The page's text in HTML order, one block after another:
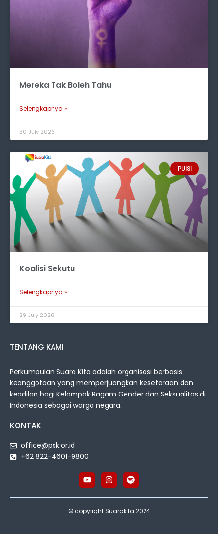
Mereka Tak Boleh Tahu
Selengkapnya »
30 July 2026
PUISI
Koalisi Sekutu
Selengkapnya »
29 July 2026
TENTANG KAMI
Perkumpulan Suara Kita adalah organisasi berbasis
keanggotaan yang memperjuangkan kesetaraan dan
keadilan bagi Kelompok Ragam Gender dan Seksualitas di
Indonesia sebagai warga negara.
KONTAK
office@psk.or.id
+62 822-4601-9800
© copyright Suarakita 2024